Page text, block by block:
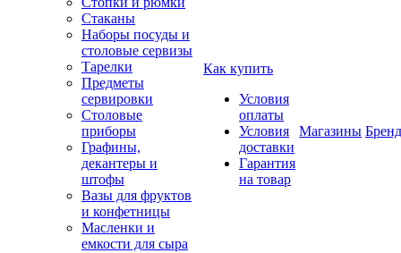
Стаканы
Наборы посуды и
столовые сервизы
Тарелки
Предметы
сервировки
Столовые
приборы
Графины,
декантеры и
штофы
Вазы для фруктов
и конфетницы
Масленки и
емкости для сыра
Как купить
Условия
оплаты
Условия
доставки
Гарантия
на товар
Магазины